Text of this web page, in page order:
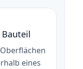
eines